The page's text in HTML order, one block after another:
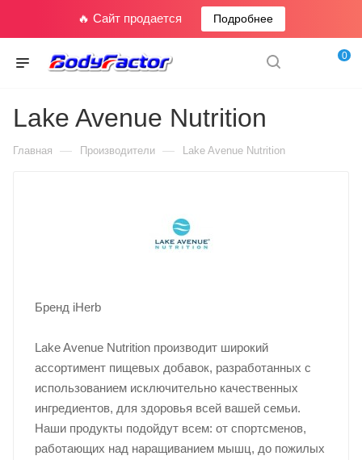
🔥 Сайт продается Подробнее
0
Lake Avenue Nutrition
Главная — Производители — Lake Avenue Nutrition
Бренд iHerb
Lake Avenue Nutrition производит широкий
ассортимент пищевых добавок, разработанных с
использованием исключительно качественных
ингредиентов, для здоровья всей вашей семьи.
Наши продукты подойдут всем: от спортсменов,
работающих над наращиванием мышц, до пожилых